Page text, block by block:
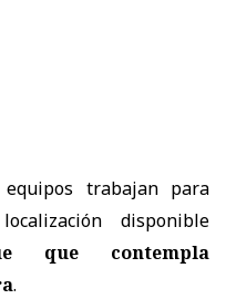
trabajan para
disponible
que contempla
.